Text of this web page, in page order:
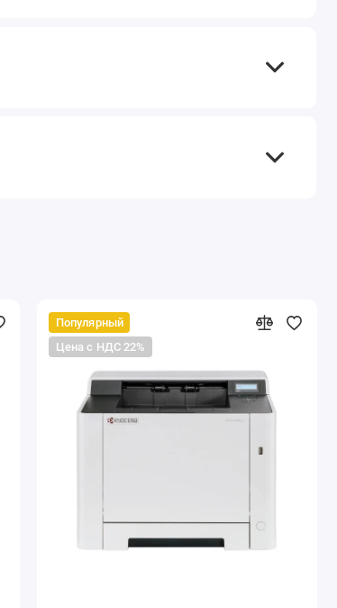
Популярный
Цена с НДС 22%